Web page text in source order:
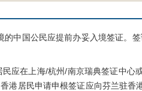
国公民应提前办妥入境签证。
在上海/杭州/南京瑞典签证中心
港居民申请申根签证应向芬兰驻